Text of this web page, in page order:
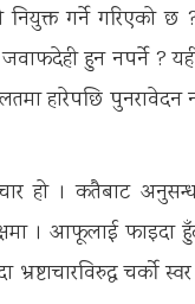
गर्ने गरिएको छ ?
हुन नपर्ने ? यही
हारेपछि
हो । कतैबाट
। आफूलाई फाइदा
भ्रष्टाचारविरुद्ध